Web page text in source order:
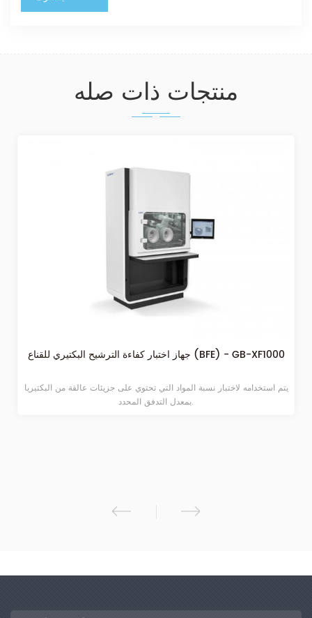
منتجات ذات صله
جهاز اختبار كفاءة الترشيح البكتيري للقناع (BFE) - GB-XF1000
يتم استخدامه لاختبار نسبة المواد التي تحتوي على جزيئات عالقة من البكتيريا
بمعدل التدفق المحدد.